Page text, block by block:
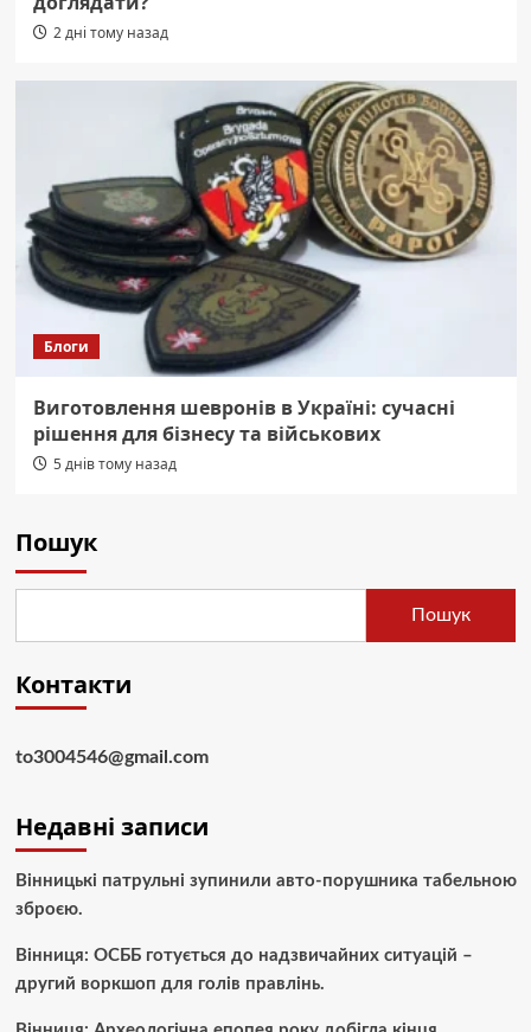
2 дні тому назад
Блоги
Виготовлення шевронів в Україні: сучасні
рішення для бізнесу та військових
5 днів тому назад
Пошук
Пошук
Контакти
to3004546@gmail.com
Недавні записи
Вінницькі патрульні зупинили авто-порушника табельною
зброєю.
Вінниця: ОСББ готується до надзвичайних ситуацій –
другий воркшоп для голів правлінь.